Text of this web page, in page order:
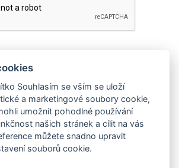
Incomaker Terms of Service
Create account
Login by Facebook
Souhlasím se vším se uloží
a marketingové soubory cookie,
umožnit pohodlné používání
našich stránek a cílit na vás
můžete snadno upravit
souborů cookie.